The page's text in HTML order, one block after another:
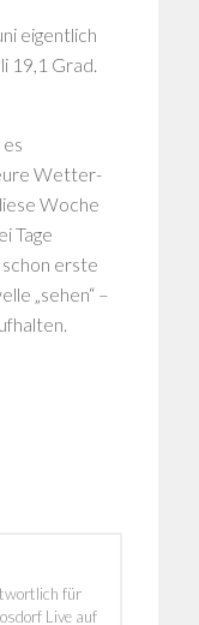
eigentlich
19,1 Grad.
Wetter-
Woche
Tage
erste
„sehen“ –
für
Live auf